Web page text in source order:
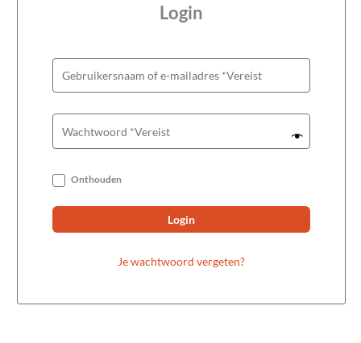
Login
Onthouden
Login
Je wachtwoord vergeten?